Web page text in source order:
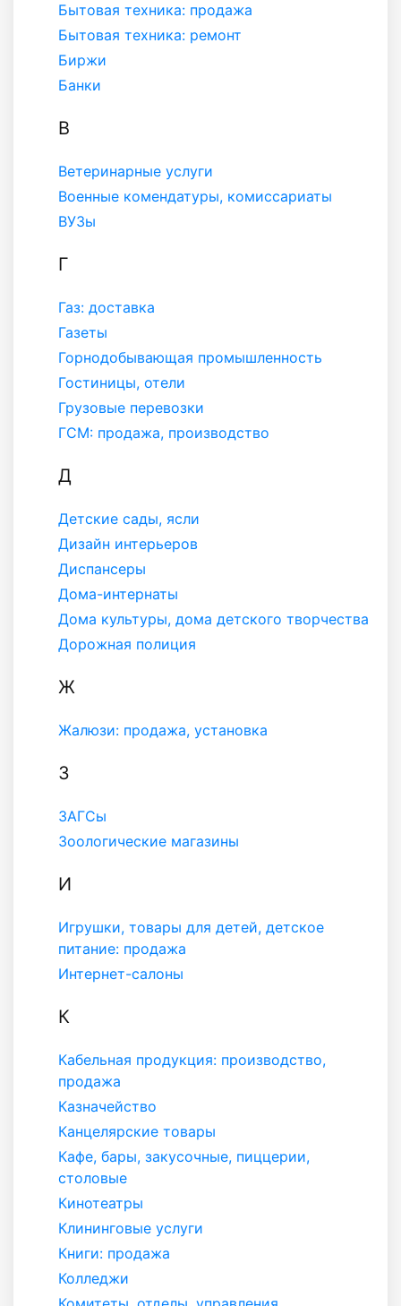
Бытовая техника: продажа
Бытовая техника: ремонт
Биржи
Банки
В
Ветеринарные услуги
Военные комендатуры, комиссариаты
ВУЗы
Г
Газ: доставка
Газеты
Горнодобывающая промышленность
Гостиницы, отели
Грузовые перевозки
ГСМ: продажа, производство
Д
Детские сады, ясли
Дизайн интерьеров
Диспансеры
Дома-интернаты
Дома культуры, дома детского творчества
Дорожная полиция
Ж
Жалюзи: продажа, установка
З
ЗАГСы
Зоологические магазины
И
Игрушки, товары для детей, детское
питание: продажа
Интернет-салоны
К
Кабельная продукция: производство,
продажа
Казначейство
Канцелярские товары
Кафе, бары, закусочные, пиццерии,
столовые
Кинотеатры
Клининговые услуги
Книги: продажа
Колледжи